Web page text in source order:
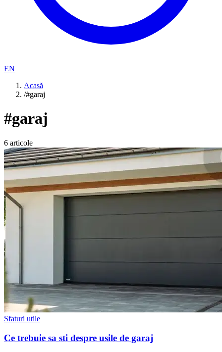
EN
Acasă
/#garaj
#garaj
6 articole
Sfaturi utile
Ce trebuie sa sti despre usile de garaj